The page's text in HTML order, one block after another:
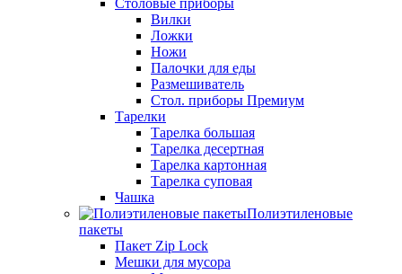
Столовые приборы
Вилки
Ложки
Ножи
Палочки для еды
Размешиватель
Стол. приборы Премиум
Тарелки
Тарелка большая
Тарелка десертная
Тарелка картонная
Тарелка суповая
Чашка
Полиэтиленовые
пакеты
Пакет Zip Lock
Мешки для мусора